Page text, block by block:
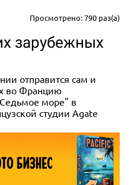
Просмотрено: 790 раз(а)
зарубежных
отправится сам и
во Францию
море" в
студии Agate